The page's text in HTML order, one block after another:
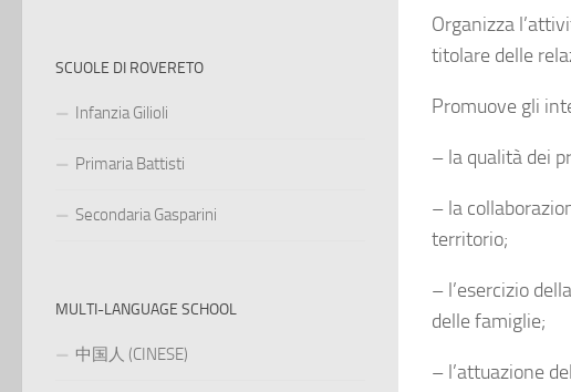
Organizza
titolare delle
Promuove gli
– la qualità dei
– la
territorio;
– l’esercizio
delle famiglie;
– l’attuazione
SCUOLE DI ROVERETO
Infanzia Gilioli
Primaria Battisti
Secondaria Gasparini
MULTI-LANGUAGE SCHOOL
中国人 (CINESE)